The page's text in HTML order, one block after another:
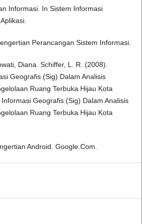
Informasi. In Sistem Informasi
Perancangan Sistem Informasi.
Diana. Schiffer, L. R. (2008).
Geografis (Sig) Dalam Analisis
Ruang Terbuka Hijau Kota
Geografis (Sig) Dalam Analisis
Ruang Terbuka Hijau Kota
Android. Google.Com.